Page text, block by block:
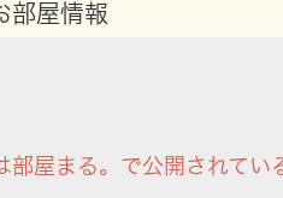
部屋情報
屋まる。で公開されてい